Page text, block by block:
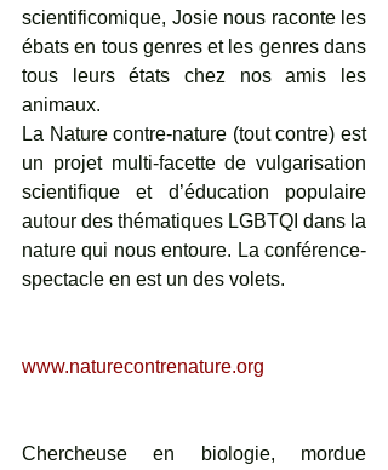
scientificomique, Josie nous raconte les
ébats en tous genres et les genres dans
tous leurs états chez nos amis les
animaux.
La Nature contre-nature (tout contre) est
un projet multi-facette de vulgarisation
scientifique et d’éducation populaire
autour des thématiques LGBTQI dans la
nature qui nous entoure. La conférence-
spectacle en est un des volets.
www.naturecontrenature.org
Chercheuse en biologie, mordue